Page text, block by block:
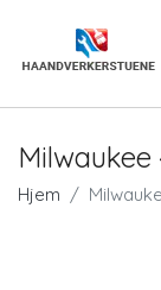
Milwaukee
Hjem